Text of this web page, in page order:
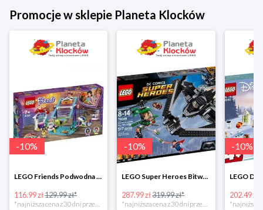
Promocje w sklepie Planeta Klocków
-10%
LEGO Friends Podwodna Frajda w super cenie
116.99 zł129.99 zł*
*najniższa cena z 30 dni przed obniżką
-10%
LEGO Super Heroes Bitwa powietrzna w super cenie
287.99 zł319.99 zł*
*najniższa cena z 30 dni przed obniżką
-10%
202.49 zł